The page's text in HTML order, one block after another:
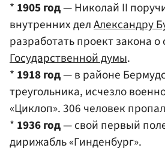
* 1905 год— Николай II
внутренних делАлександру
разработать проект закона о
Государственной думы.
* 1918 год— в районе
треугольника, исчезло
«Циклоп». 306 человек
* 1936 год— свой первый
дирижабль «Гинденбург».